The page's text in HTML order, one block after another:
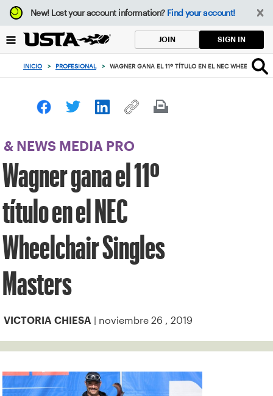
Enfoque
desde
botón
volver
principio
New!Lost your account information? Find your account!
JOIN SIGN IN
INICIO > PROFESIONAL > WAGNER GANA EL 11º TÍTULO EN EL NEC WHEELCHAIR
& NEWS MEDIA PRO
Wagner gana el 11º
título en el NEC
Wheelchair Singles
Masters
VICTORIA CHIESA | noviembre 26 , 2019